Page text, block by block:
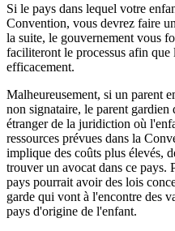
Si le pays dans lequel votre
Convention, vous devrez faire
la suite, le gouvernement vous
faciliteront le processus afin que
efficacement.
Malheureusement, si un parent
non signataire, le parent
étranger de la juridiction où
ressources prévues dans la
implique des coûts plus élevés,
trouver un avocat dans ce pays.
pays pourrait avoir des lois
garde qui vont à l'encontre des
pays d'origine de l'enfant.